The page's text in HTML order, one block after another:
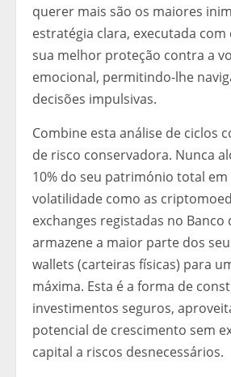
querer mais são os maiores
estratégia clara, executada com
sua melhor proteção contra a
emocional, permitindo-lhe
decisões impulsivas.
Combine esta análise de ciclos
de risco conservadora. Nunca
10% do seu património total
volatilidade como as
exchanges registadas no Banco
armazene a maior parte dos
wallets (carteiras físicas) para
máxima. Esta é a forma de
investimentos seguros,
potencial de crescimento sem
capital a riscos desnecessários.